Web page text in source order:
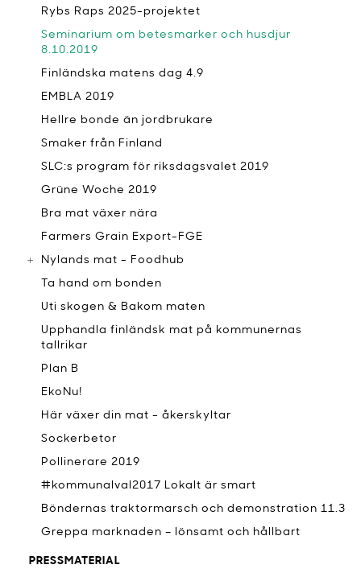
Rybs Raps 2025-projektet
Seminarium om betesmarker och husdjur
8.10.2019
Finländska matens dag 4.9
EMBLA 2019
Hellre bonde än jordbrukare
Smaker från Finland
SLC:s program för riksdagsvalet 2019
Grüne Woche 2019
Bra mat växer nära
Farmers Grain Export-FGE
Nylands mat - Foodhub
Ta hand om bonden
Uti skogen & Bakom maten
Upphandla finländsk mat på kommunernas
tallrikar
Plan B
EkoNu!
Här växer din mat - åkerskyltar
Sockerbetor
Pollinerare 2019
#kommunalval2017 Lokalt är smart
Böndernas traktormarsch och demonstration 11.3
Greppa marknaden – lönsamt och hållbart
PRESSMATERIAL